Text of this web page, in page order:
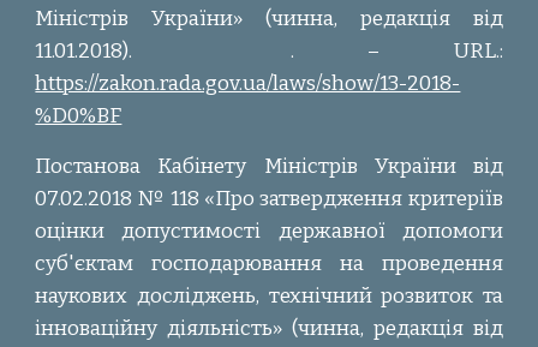
Міністрів України» (чинна, редакція від
11.01.2018).
. – URL.:
https://zakon.rada.gov.ua/laws/show/13-2018-
%D0%BF
Постанова Кабінету Міністрів України від
07.02.2018 № 118 «Про затвердження критеріїв
оцінки допустимості державної допомоги
суб'єктам господарювання на проведення
наукових досліджень, технічний розвиток та
інноваційну діяльність» (чинна, редакція від